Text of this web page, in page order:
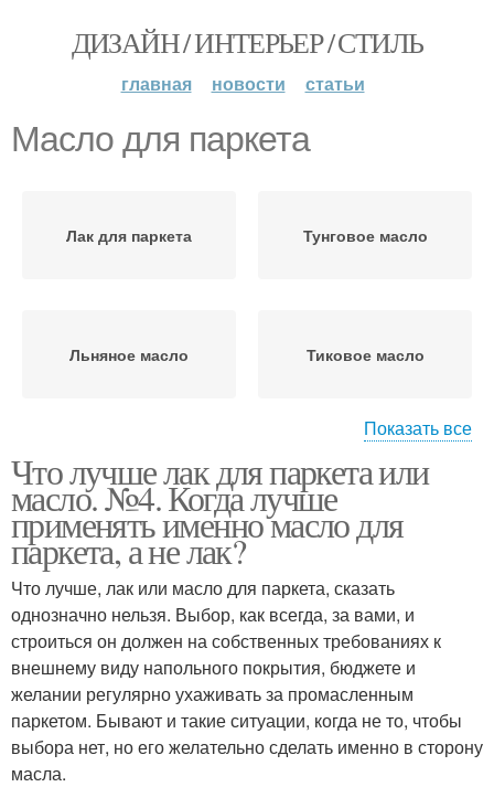
ДИЗАЙН / ИНТЕРЬЕР / СТИЛЬ
главная новости статьи
Масло для паркета
Лак для паркета Тунговое масло
Льняное масло Тиковое масло
Дегтярное масло
Показать все
Что лучше лак для паркета или
масло. №4. Когда лучше
применять именно масло для
паркета, а не лак?
Что лучше, лак или масло для паркета, сказать
однозначно нельзя. Выбор, как всегда, за вами, и
строиться он должен на собственных требованиях к
внешнему виду напольного покрытия, бюджете и
желании регулярно ухаживать за промасленным
паркетом. Бывают и такие ситуации, когда не то, чтобы
выбора нет, но его желательно сделать именно в сторону
масла.